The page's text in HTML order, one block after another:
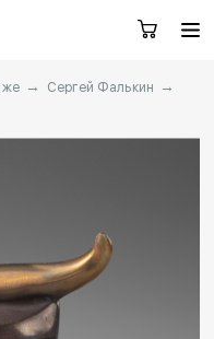
→ Сергей Фалькин
→